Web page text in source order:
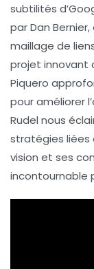
subtilités d’
parDan Bernier,
maillage de
projet innovant
Piquero
pour améliorer l’
Rudel nous
stratégies liées
vision et ses
incontournable